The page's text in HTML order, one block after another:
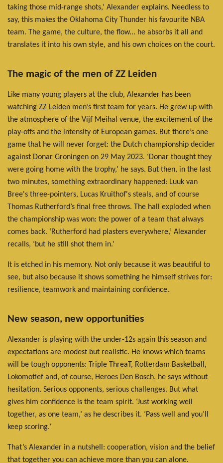
taking those mid-range shots,’ Alexander explains. Needless to
say, this makes the Oklahoma City Thunder his favourite NBA
team. The game, the culture, the flow... he absorbs it all and
translates it into his own style, and his own choices on the court.
The magic of the men of ZZ Leiden
Like many young players at the club, Alexander has been
watching ZZ Leiden men’s first team for years. He grew up with
the atmosphere of the Vijf Meihal venue, the excitement of the
play-offs and the intensity of European games. But there’s one
game that he will never forget: the Dutch championship decider
against Donar Groningen on 29 May 2023. ‘Donar thought they
were going home with the trophy,’ he says. But then, in the last
two minutes, something extraordinary happened: Luuk van
Bree's three-pointers, Lucas Kruithof's steals, and of course
Thomas Rutherford’s final free throws. The hall exploded when
the championship was won: the power of a team that always
comes back. ‘Rutherford had plasters everywhere,’ Alexander
recalls, ‘but he still shot them in.’
It is etched in his memory. Not only because it was beautiful to
see, but also because it shows something he himself strives for:
resilience, teamwork and maintaining confidence.
New season, new opportunities
Alexander is playing with the under-12s again this season and
expectations are modest but realistic. He knows which teams
will be tough opponents: Triple ThreaT, Rotterdam Basketball,
Lokomotief and, of course, Heroes Den Bosch, he says without
hesitation. Serious opponents, serious challenges. But what
gives him confidence is the team spirit. ‘Just working well
together, as one team,’ as he describes it. ‘Pass well and you’ll
keep scoring.’
That’s Alexander in a nutshell: cooperation, vision and the belief
that together you can achieve more than you can alone.